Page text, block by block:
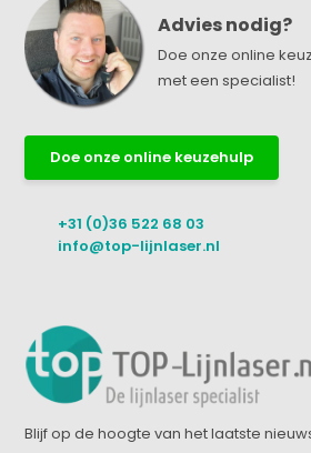
Advies nodig?
Doe onze online
met een specialist!
Doe onze online keuzehulp
+31 (0)36 522 68 03
info@top-lijnlaser.nl
Blijf op de hoogte van het laatste